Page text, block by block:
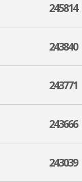
245814
243840
243771
243666
243039